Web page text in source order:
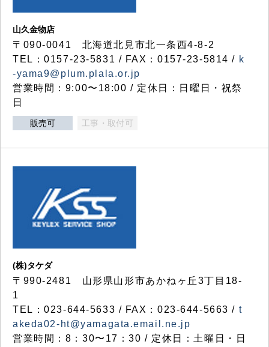
山久金物店
〒090-0041 北海道北見市北一条西4-8-2
TEL：0157-23-5831 / FAX：0157-23-5814 / k
-yama9@plum.plala.or.jp
営業時間：9:00〜18:00 / 定休日：日曜日・祝祭
日
販売可 工事・取付可
(株)タケダ
〒990-2481 山形県山形市あかねヶ丘3丁目18-
1
TEL：023-644-5633 / FAX：023-644-5663 / t
akeda02-ht@yamagata.email.ne.jp
営業時間：8：30〜17：30 / 定休日：土曜日・日